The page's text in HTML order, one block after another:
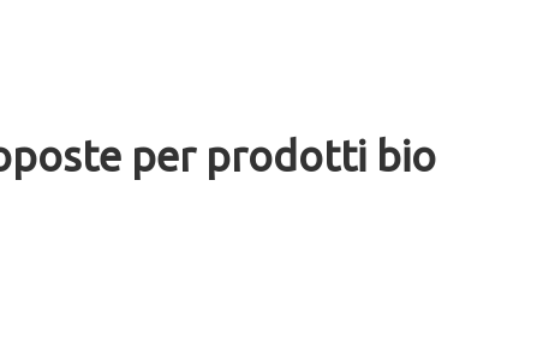
per prodotti bio